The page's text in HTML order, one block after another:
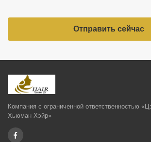
Отправить сейчас
Компания с ограниченной ответственностью
Хьюман Хэйр»